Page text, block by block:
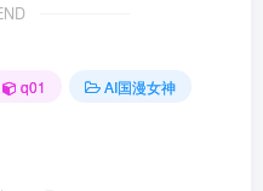
q01
AI国漫女神